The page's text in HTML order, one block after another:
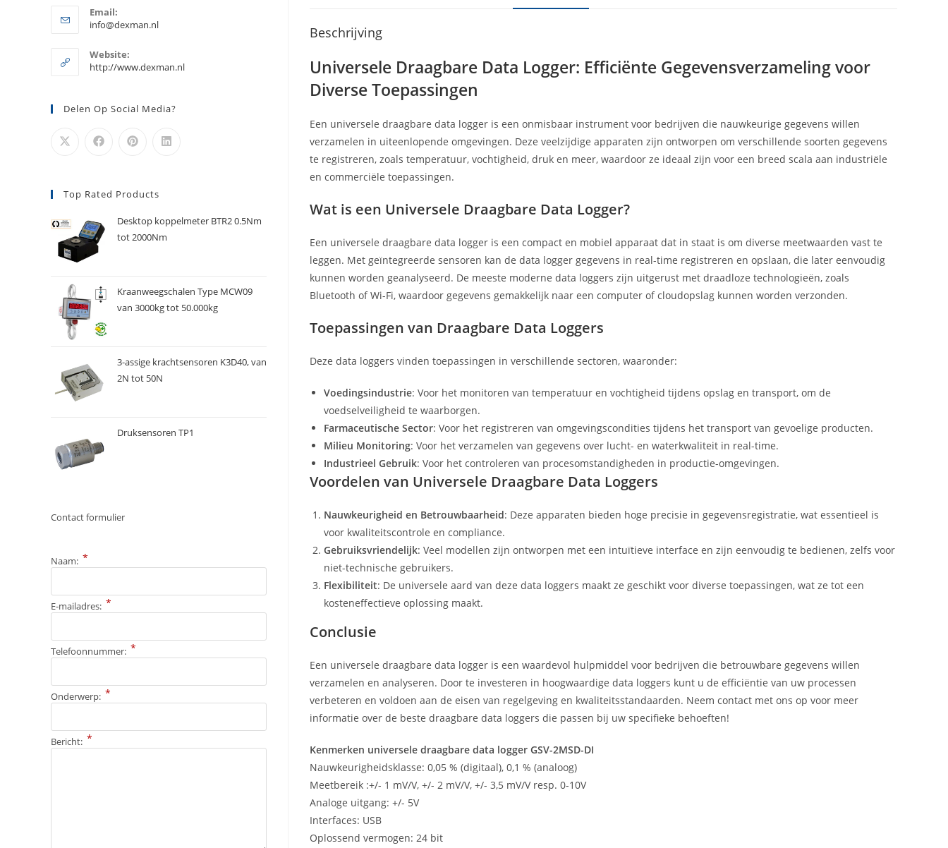
Beschrijving
Universele Draagbare Data Logger: Efficiënte Gegevensverzameling voor
Diverse Toepassingen
Een universele draagbare data logger is een onmisbaar instrument voor bedrijven die nauwkeurige gegevens willen
verzamelen in uiteenlopende omgevingen. Deze veelzijdige apparaten zijn ontworpen om verschillende soorten gegevens
te registreren, zoals temperatuur, vochtigheid, druk en meer, waardoor ze ideaal zijn voor een breed scala aan industriële
en commerciële toepassingen.
Wat is een Universele Draagbare Data Logger?
Een universele draagbare data logger is een compact en mobiel apparaat dat in staat is om diverse meetwaarden vast te
leggen. Met geïntegreerde sensoren kan de data logger gegevens in real-time registreren en opslaan, die later eenvoudig
kunnen worden geanalyseerd. De meeste moderne data loggers zijn uitgerust met draadloze technologieën, zoals
Bluetooth of Wi-Fi, waardoor gegevens gemakkelijk naar een computer of cloudopslag kunnen worden verzonden.
Toepassingen van Draagbare Data Loggers
Deze data loggers vinden toepassingen in verschillende sectoren, waaronder:
Voedingsindustrie: Voor het monitoren van temperatuur en vochtigheid tijdens opslag en transport, om de
voedselveiligheid te waarborgen.
Farmaceutische Sector: Voor het registreren van omgevingscondities tijdens het transport van gevoelige producten.
Milieu Monitoring: Voor het verzamelen van gegevens over lucht- en waterkwaliteit in real-time.
Industrieel Gebruik: Voor het controleren van procesomstandigheden in productie-omgevingen.
Voordelen van Universele Draagbare Data Loggers
Nauwkeurigheid en Betrouwbaarheid: Deze apparaten bieden hoge precisie in gegevensregistratie, wat essentieel is
voor kwaliteitscontrole en compliance.
Gebruiksvriendelijk: Veel modellen zijn ontworpen met een intuïtieve interface en zijn eenvoudig te bedienen, zelfs voor
niet-technische gebruikers.
Flexibiliteit: De universele aard van deze data loggers maakt ze geschikt voor diverse toepassingen, wat ze tot een
kosteneffectieve oplossing maakt.
Conclusie
Een universele draagbare data logger is een waardevol hulpmiddel voor bedrijven die betrouwbare gegevens willen
verzamelen en analyseren. Door te investeren in hoogwaardige data loggers kunt u de efficiëntie van uw processen
verbeteren en voldoen aan de eisen van regelgeving en kwaliteitsstandaarden. Neem contact met ons op voor meer
informatie over de beste draagbare data loggers die passen bij uw specifieke behoeften!
Kenmerken universele draagbare data logger GSV-2MSD-DI
Nauwkeurigheidsklasse: 0,05 % (digitaal), 0,1 % (analoog)
Meetbereik :+/- 1 mV/V, +/- 2 mV/V, +/- 3,5 mV/V resp. 0-10V
Analoge uitgang: +/- 5V
Interfaces: USB
Oplossend vermogen: 24 bit
in
je
toepassing
Email:
info@dexman.nlOpent
toepassing
Website:
http://www.dexman.nl
Delen Op Social Media?
Top Rated Products
Desktop koppelmeter BTR2 0.5Nm
tot 2000Nm
Kraanweegschalen Type MCW09
van 3000kg tot 50.000kg
3-assige krachtsensoren K3D40, van
2N tot 50N
Druksensoren TP1
Contact formulier
Naam: *
E-mailadres: *
Telefoonnummer: *
Onderwerp: *
Bericht: *